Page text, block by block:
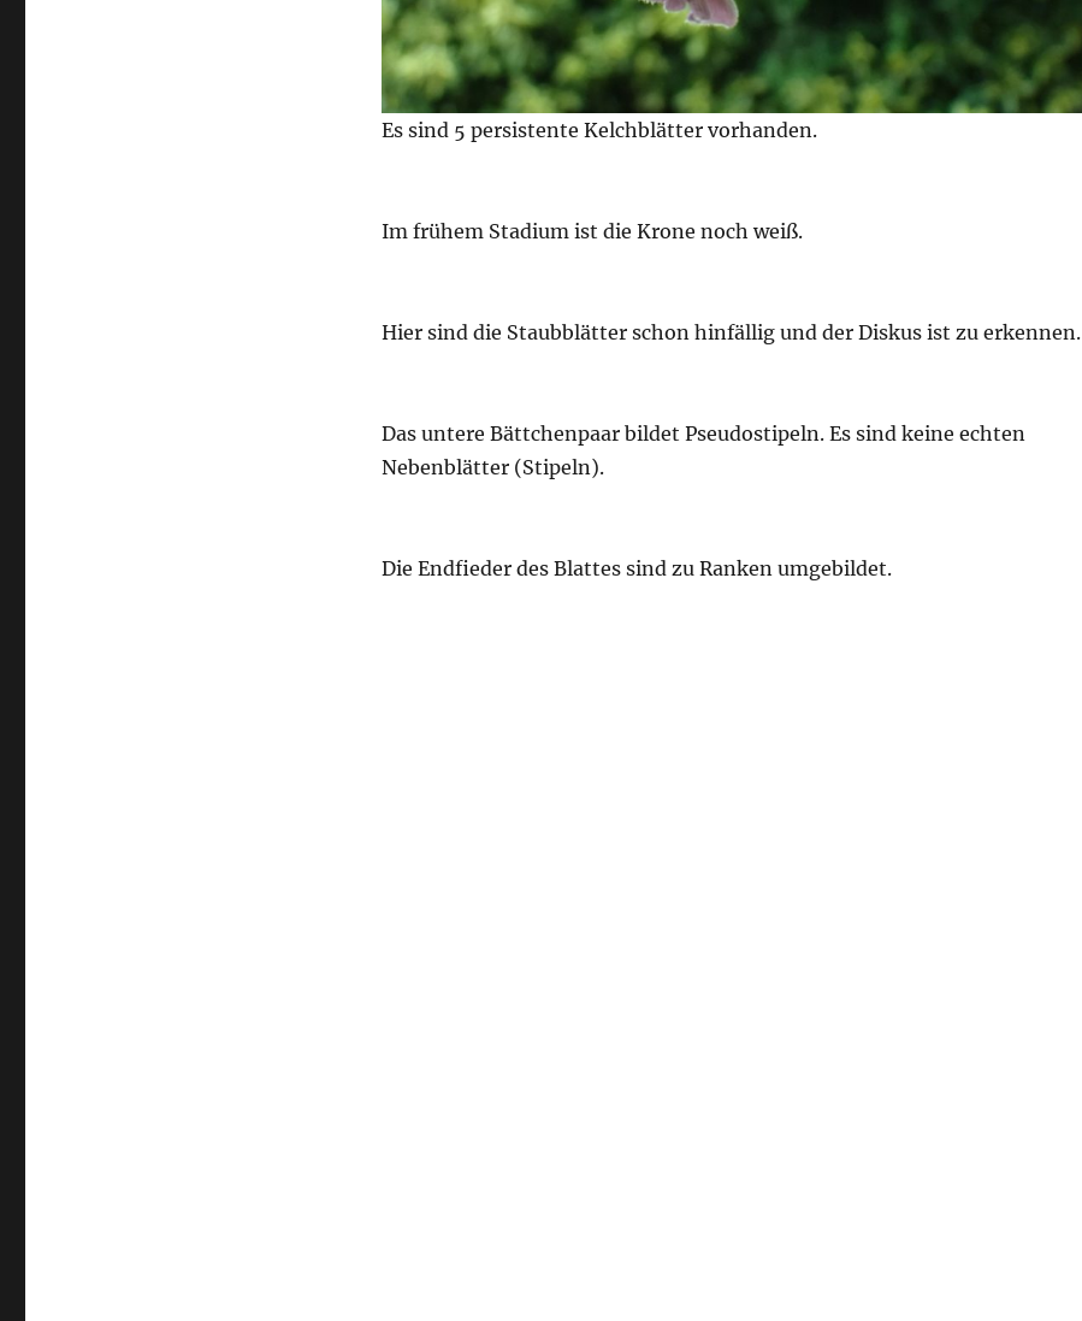
Es sind 5 persistente Kelchblätter vorhanden.
Im frühem Stadium ist die Krone noch weiß.
Hier sind die Staubblätter schon hinfällig und der Diskus ist zu erkennen.
Das untere Bättchenpaar bildet Pseudostipeln. Es sind keine echten
Nebenblätter (Stipeln).
Die Endfieder des Blattes sind zu Ranken umgebildet.